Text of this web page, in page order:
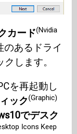
カード(Nvidia
のあるドライ
します。
を再起動し
ック(Graphic)
でデスク
Icons Keep